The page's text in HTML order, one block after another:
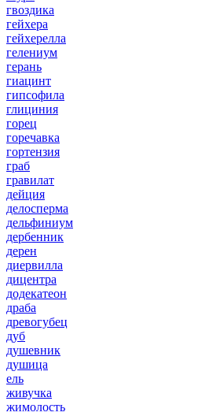
гвоздика
гейхера
гейхерелла
гелениум
герань
гиацинт
гипсофила
глициния
горец
горечавка
гортензия
граб
гравилат
дейция
делосперма
дельфиниум
дербенник
дерен
диервилла
дицентра
додекатеон
драба
древогубец
дуб
душевник
душица
ель
живучка
жимолость